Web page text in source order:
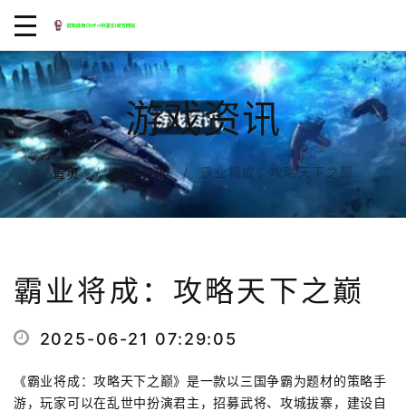
游戏资讯
首页 游戏资讯 霸业将成：攻略天下之巅
霸业将成：攻略天下之巅
2025-06-21 07:29:05
《霸业将成：攻略天下之巅》是一款以三国争霸为题材的策略手
游，玩家可以在乱世中扮演君主，招募武将、攻城拔寨，建设自